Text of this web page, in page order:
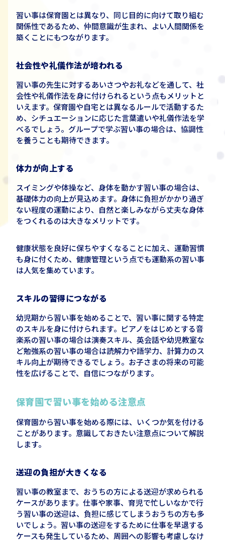
習い事は保育園とは異なり、同じ目的に向けて取り組む
関係性であるため、仲間意識が生まれ、よい人間関係を
築くことにもつながります。
社会性や礼儀作法が培われる
習い事の先生に対するあいさつやお礼などを通して、社
会性や礼儀作法を身に付けられるという点もメリットと
いえます。保育園や自宅とは異なるルールで活動するた
め、シチュエーションに応じた言葉遣いや礼儀作法を学
べるでしょう。グループで学ぶ習い事の場合は、協調性
を養うことも期待できます。
体力が向上する
スイミングや体操など、身体を動かす習い事の場合は、
基礎体力の向上が見込めます。身体に負担がかかり過ぎ
ない程度の運動により、自然と楽しみながら丈夫な身体
をつくれるのは大きなメリットです。
健康状態を良好に保ちやすくなることに加え、運動習慣
も身に付くため、健康管理という点でも運動系の習い事
は人気を集めています。
スキルの習得につながる
幼児期から習い事を始めることで、習い事に関する特定
のスキルを身に付けられます。ピアノをはじめとする音
楽系の習い事の場合は演奏スキル、英会話や幼児教室な
ど勉強系の習い事の場合は読解力や語学力、計算力のス
キル向上が期待できるでしょう。お子さまの将来の可能
性を広げることで、自信につながります。
保育園で習い事を始める注意点
保育園から習い事を始める際には、いくつか気を付ける
ことがあります。意識しておきたい注意点について解説
します。
送迎の負担が大きくなる
習い事の教室まで、おうちの方による送迎が求められる
ケースがあります。仕事や家事、育児で忙しいなかで行
う習い事の送迎は、負担に感じてしまうおうちの方も多
いでしょう。習い事の送迎をするために仕事を早退する
ケースも発生しているため、周囲への影響も考慮しなけ